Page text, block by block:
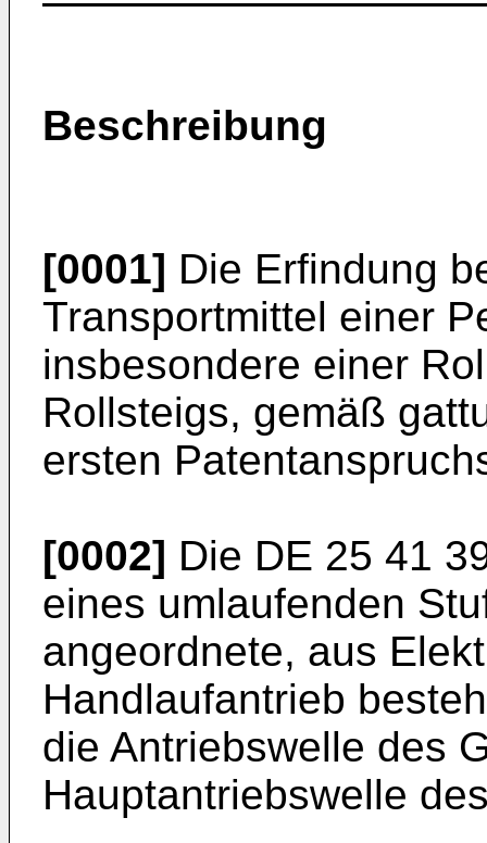
Beschreibung
[0001] Die Erfindung
Transportmittel einer
insbesondere einer
Rollsteigs, gemäß
ersten
[0002] Die DE 25 41
eines umlaufenden
angeordnete, aus
Handlaufantrieb
die Antriebswelle des
Hauptantriebswelle